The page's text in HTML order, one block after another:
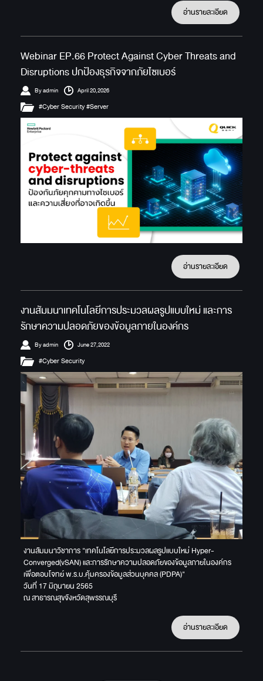
อ่านรายละเอียด
Webinar EP.66 Protect Against Cyber Threats and
Disruptions ปกป้องธุรกิจจากภัยไซเบอร์
By admin April 20,2026
#Cyber Security #Server
อ่านรายละเอียด
งานสัมมนาเทคโนโลยีการประมวลผลรูปแบบใหม่ และการ
รักษาความปลอดภัยของข้อมูลภายในองค์กร
By admin June 27,2022
#Cyber Security
งานสัมมนาวิชาการ "เทคโนโลยีการประมวลผลรูปแบบใหม่ Hyper-
Converged(vSAN) และการรักษาความปลอดภัยของข้อมูลภายในองค์กร
เพื่อตอบโจทย์ พ.ร.บ.คุ้มครองข้อมูลส่วนบุคคล (PDPA)"
วันที่ 17 มิถุนายน 2565
ณ สาธารณสุขจังหวัดสุพรรณบุรี
อ่านรายละเอียด